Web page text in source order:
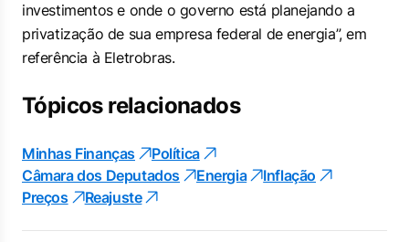
investimentos e onde o governo está planejando a
privatização de sua empresa federal de energia”, em
referência à Eletrobras.
Tópicos relacionados
Minhas Finanças
Política
Câmara dos Deputados
Energia
Inflação
Preços
Reajuste